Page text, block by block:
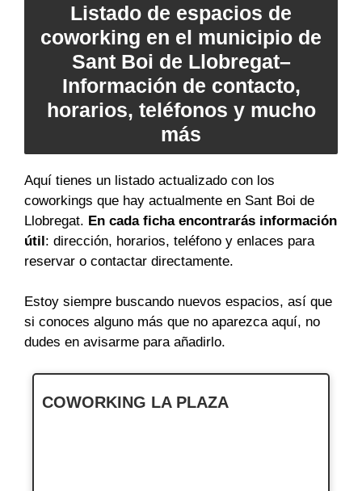
Listado de espacios de
coworking en el municipio de
Sant Boi de Llobregat–
Información de contacto,
horarios, teléfonos y mucho
más
Aquí tienes un listado actualizado con los
coworkings que hay actualmente en Sant Boi de
Llobregat. En cada ficha encontrarás información
útil: dirección, horarios, teléfono y enlaces para
reservar o contactar directamente.
Estoy siempre buscando nuevos espacios, así que
si conoces alguno más que no aparezca aquí, no
dudes en avisarme para añadirlo.
COWORKING LA PLAZA